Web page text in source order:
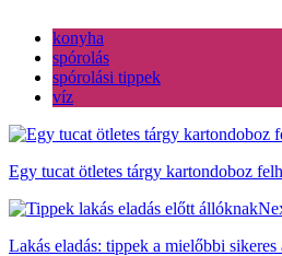
konyha
spórolás
spórolási tippek
víz
Egy tucat ötletes tárgy kartondoboz
Lakás eladás: tippek a mielőbbi sikeres